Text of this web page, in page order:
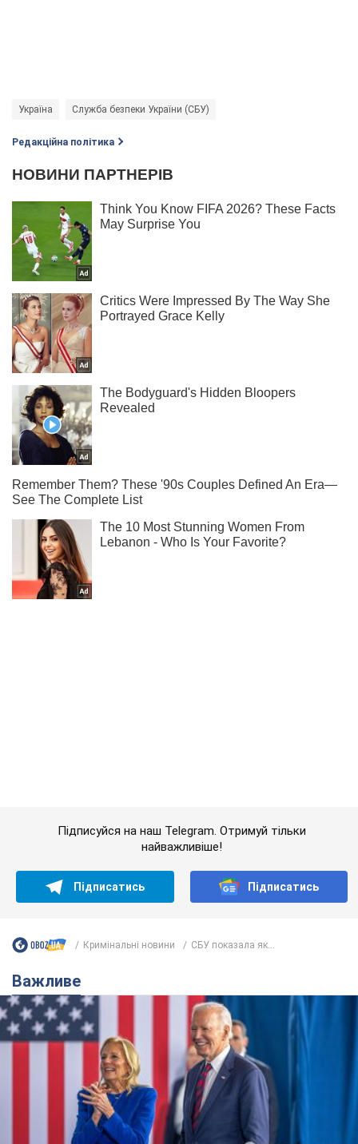
Україна Служба безпеки України (СБУ)
Редакційна політика
Дружина тяжкохворого Джо Байдена назвала
перший симптом, який сигналізував про його
"агресивний" рак
Спершу лікарі не надали цьому належної уваги
15,8 т.
Відпустка Лесі Нікітюк у Карпатах
обернулася скандалом: чому ведучу